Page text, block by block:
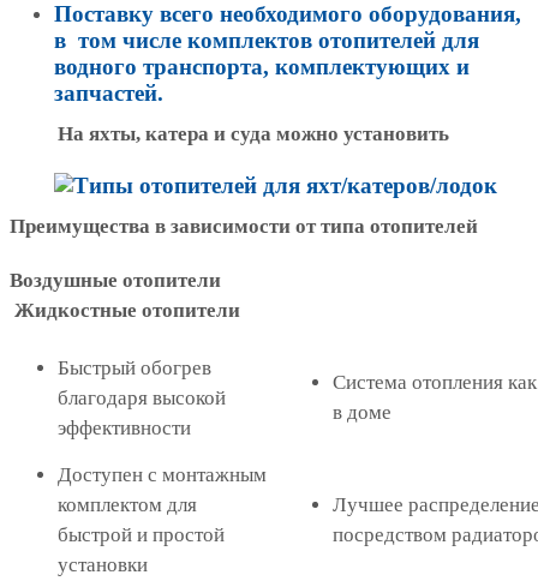
Поставку всего необходимого оборудования,
в том числе комплектов отопителей для
водного транспорта, комплектующих и
запчастей.
На яхты, катера и суда можно установить
Преимущества в зависимости от типа отопителей
Воздушные отопители
Жидкостные отопители
Быстрый обогрев
благодаря высокой
эффективности
Система отопления
в доме
Доступен с монтажным
комплектом для
быстрой и простой
установки
Лучшее
посредством